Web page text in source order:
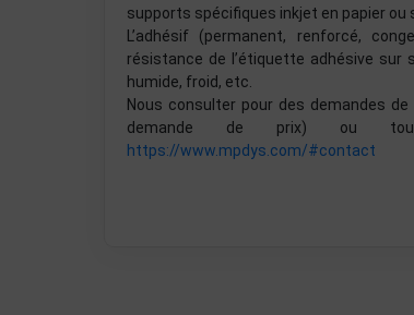
supports spécifiques inkjet en papier ou
L’adhésif (permanent, renforcé,
résistance de l’étiquette adhésive sur
humide, froid, etc.
Nous consulter pour des demandes
demande de prix) ou
https://www.mpdys.com/#contact